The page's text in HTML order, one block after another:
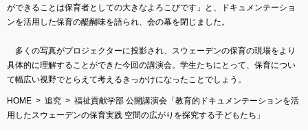
ができることは保育者としての大きなよろこびです」と、ドキュメンテーショ
ンを活用した保育の醍醐味を語られ、会の幕を閉じました。
多くの写真がプロジェクターに投影され、スウェーデンの保育の現場をより
具体的に理解することができた今回の講演会。学生たちにとって、保育につい
て幅広い視野でとらえて考えるきっかけになったことでしょう。
HOME 追究
福祉貢献学部 公開講演会「教育的ドキュメンテーションを活
用したスウェーデンの保育実践 空間の広がりを探究する子どもたち」